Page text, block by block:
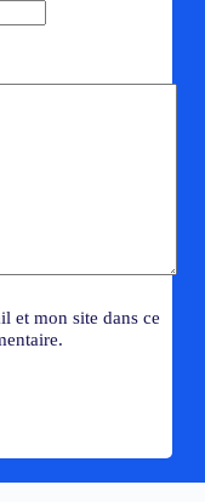
et mon site dans ce